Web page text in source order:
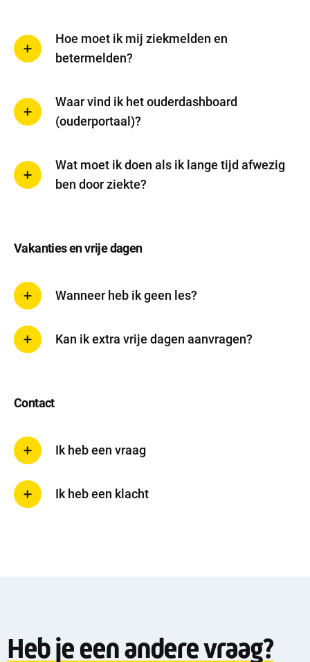
Hoe moet ik mij ziekmelden en
betermelden?
Waar vind ik het ouderdashboard
(ouderportaal)?
Wat moet ik doen als ik lange tijd afwezig
ben door ziekte?
Vakanties en vrije dagen
Wanneer heb ik geen les?
Kan ik extra vrije dagen aanvragen?
Contact
Ik heb een vraag
Ik heb een klacht
Heb je een andere vraag?